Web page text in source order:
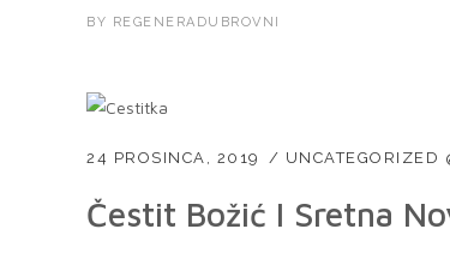
BY REGENERADUBROVNI
24 PROSINCA, 2019 UNCATEGORIZED
Čestit Božić I Sretna